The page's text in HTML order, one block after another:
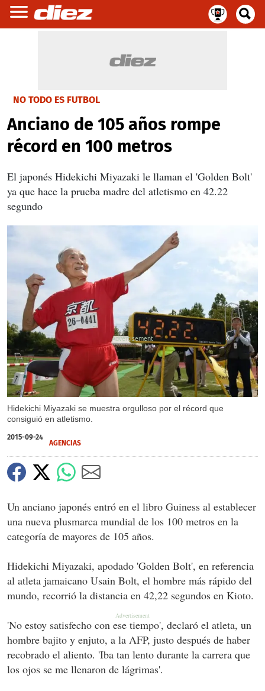
NO TODO ES FUTBOL
Anciano de 105 años rompe
récord en 100 metros
El japonés Hidekichi Miyazaki le llaman el 'Golden Bolt'
ya que hace la prueba madre del atletismo en 42.22
segundo
Hidekichi Miyazaki se muestra orgulloso por el récord que
consiguió en atletismo.
X
X
2015-09-24
AGENCIAS
Un anciano japonés entró en el libro Guiness al establecer
una nueva plusmarca mundial de los 100 metros en la
categoría de mayores de 105 años.
Hidekichi Miyazaki, apodado 'Golden Bolt', en referencia
al atleta jamaicano Usain Bolt, el hombre más rápido del
mundo, recorrió la distancia en 42,22 segundos en Kioto.
'No estoy satisfecho con ese tiempo', declaró el atleta, un
hombre bajito y enjuto, a la AFP, justo después de haber
recobrado el aliento. 'Iba tan lento durante la carrera que
los ojos se me llenaron de lágrimas'.